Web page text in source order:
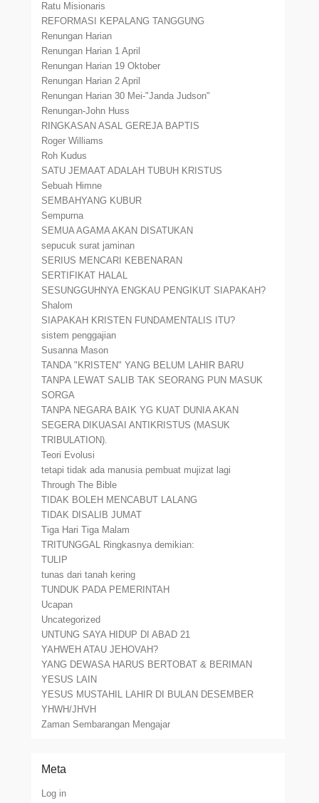
Ratu Misionaris
REFORMASI KEPALANG TANGGUNG
Renungan Harian
Renungan Harian 1 April
Renungan Harian 19 Oktober
Renungan Harian 2 April
Renungan Harian 30 Mei-"Janda Judson"
Renungan-John Huss
RINGKASAN ASAL GEREJA BAPTIS
Roger Williams
Roh Kudus
SATU JEMAAT ADALAH TUBUH KRISTUS
Sebuah Himne
SEMBAHYANG KUBUR
Sempurna
SEMUA AGAMA AKAN DISATUKAN
sepucuk surat jaminan
SERIUS MENCARI KEBENARAN
SERTIFIKAT HALAL
SESUNGGUHNYA ENGKAU PENGIKUT SIAPAKAH?
Shalom
SIAPAKAH KRISTEN FUNDAMENTALIS ITU?
sistem penggajian
Susanna Mason
TANDA "KRISTEN" YANG BELUM LAHIR BARU
TANPA LEWAT SALIB TAK SEORANG PUN MASUK
SORGA
TANPA NEGARA BAIK YG KUAT DUNIA AKAN
SEGERA DIKUASAI ANTIKRISTUS (MASUK
TRIBULATION).
Teori Evolusi
tetapi tidak ada manusia pembuat mujizat lagi
Through The Bible
TIDAK BOLEH MENCABUT LALANG
TIDAK DISALIB JUMAT
Tiga Hari Tiga Malam
TRITUNGGAL Ringkasnya demikian:
TULIP
tunas dari tanah kering
TUNDUK PADA PEMERINTAH
Ucapan
Uncategorized
UNTUNG SAYA HIDUP DI ABAD 21
YAHWEH ATAU JEHOVAH?
YANG DEWASA HARUS BERTOBAT & BERIMAN
YESUS LAIN
YESUS MUSTAHIL LAHIR DI BULAN DESEMBER
YHWH/JHVH
Zaman Sembarangan Mengajar
Meta
Log in